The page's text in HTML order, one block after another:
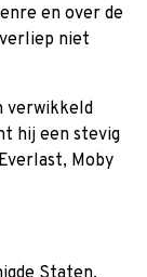
en over de
niet
verwikkeld
hij een stevig
Moby